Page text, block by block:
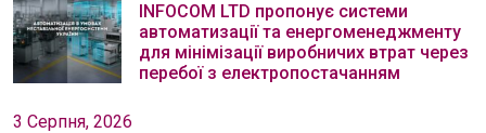
INFOCOM LTD пропонує системи
автоматизації та енергоменеджменту
для мінімізації виробничих втрат через
перебої з електропостачанням
3 Серпня, 2026